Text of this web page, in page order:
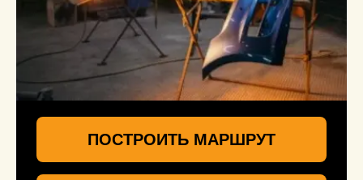
ПОСТРОИТЬ МАРШРУТ